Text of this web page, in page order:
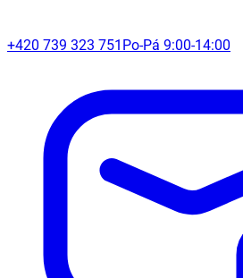
+420 739 323 751 Po-Pá 9:00-14:00